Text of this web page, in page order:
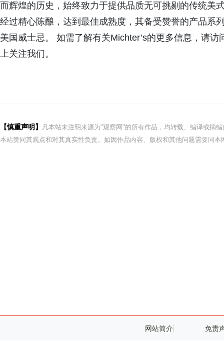
而辉煌的历史，始终致力于提供品质无可挑剔的传统美
经过精心陈酿，达到最佳成熟度，其备受赞誉的产品系
美国威士忌。 如需了解有关Michter’s的更多信息，请
上关注我们。
【慎重声明】
凡本站未注明来源为"观察网"的所有作品，均转载、编译或摘
本站赞同其观点和对其真实性负责。如因作品内容、版权和其他问题需要同本
网站简介 免责